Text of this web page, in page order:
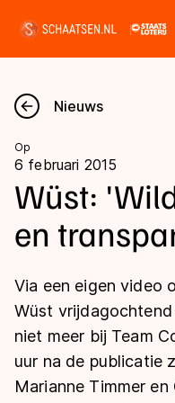
Nieuws
Kalender
Disciplines
Langebaan
Shorttrack
Inlineskaten
Uitslagen
Langebaan
Shorttrack
Marathon
Tijden &
Ranglijsten Langebaan
Nieuws
Op
6 februari 2015
Wüst:
en
Via een eigen video
Wüst
niet meer bij Team
uur na de publicatie
Marianne Timmer